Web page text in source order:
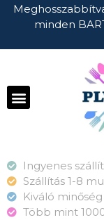
minden
Ingyenes
Szállítás 1-8
Kiváló
Több mint